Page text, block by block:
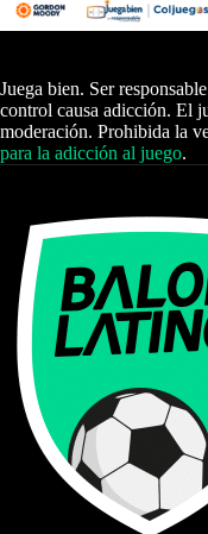
Juega bien. Ser
control causa adicción. El
moderación. Prohibida la
para la adicción al juego.